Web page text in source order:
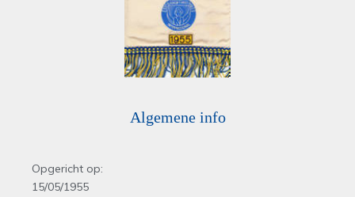
Algemene info
Opgericht op:
15/05/1955